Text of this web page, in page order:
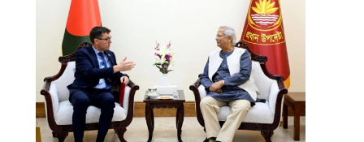
বিএসএমএমইউয়ের নতুন নাম বাংলাদেশ
মেডিকেল বিশ্ববিদ্যালয়